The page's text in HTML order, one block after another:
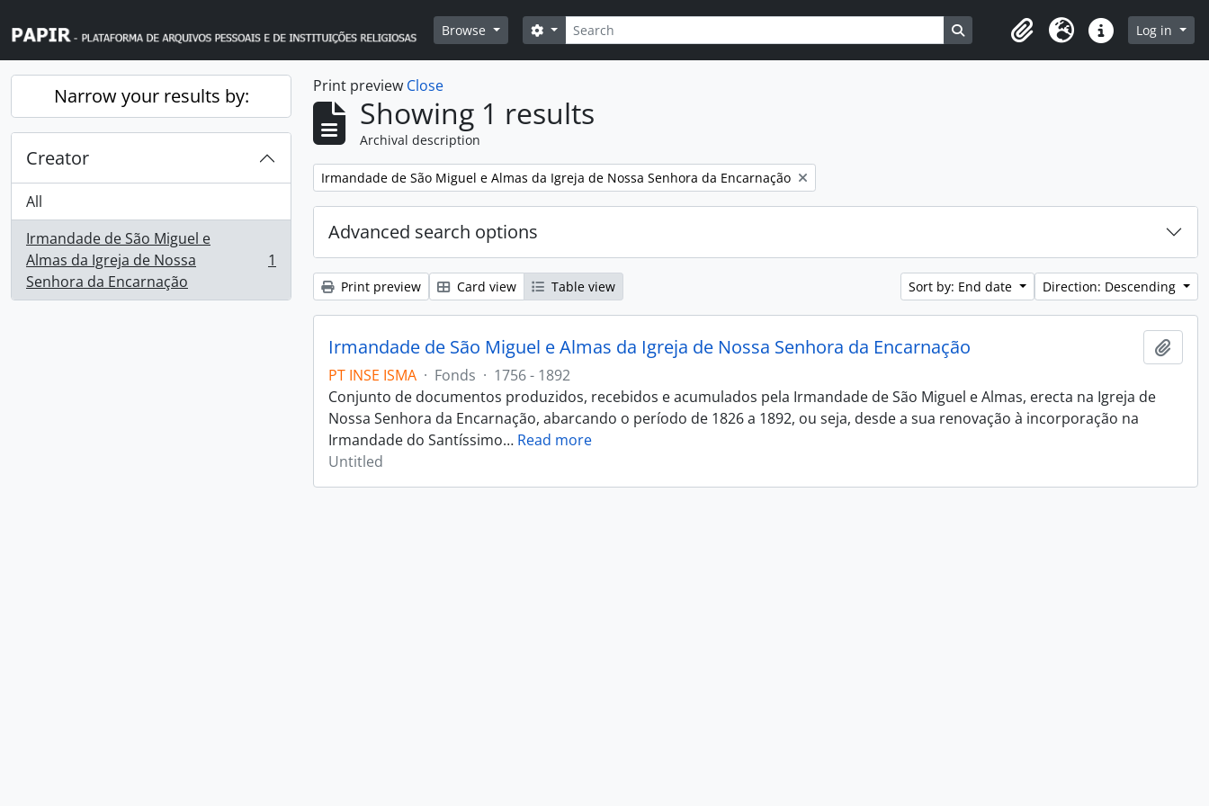
Browse
Search
Search options Search in browse page
ClipboardLanguageQuick linksLog in
Narrow your results by:
Creator
All
Irmandade de São Miguel e
Almas da Igreja de Nossa
Senhora da Encarnação
, 1 results 1
Print preview Close
Showing 1 results
Archival description
Remove filter:
Irmandade de São Miguel e Almas da Igreja de Nossa Senhora da Encarnação
Advanced search options
Print preview Card view Table view Sort by: End date Direction: Descending
Irmandade de São Miguel e Almas da Igreja de Nossa Senhora da Encarnação
PT INSE ISMA · Fonds · 1756 - 1892
Conjunto de documentos produzidos, recebidos e acumulados pela Irmandade de São Miguel e Almas, erecta na Igreja de
Nossa Senhora da Encarnação, abarcando o período de 1826 a 1892, ou seja, desde a sua renovação à incorporação na
Irmandade do Santíssimo… Read more
Untitled